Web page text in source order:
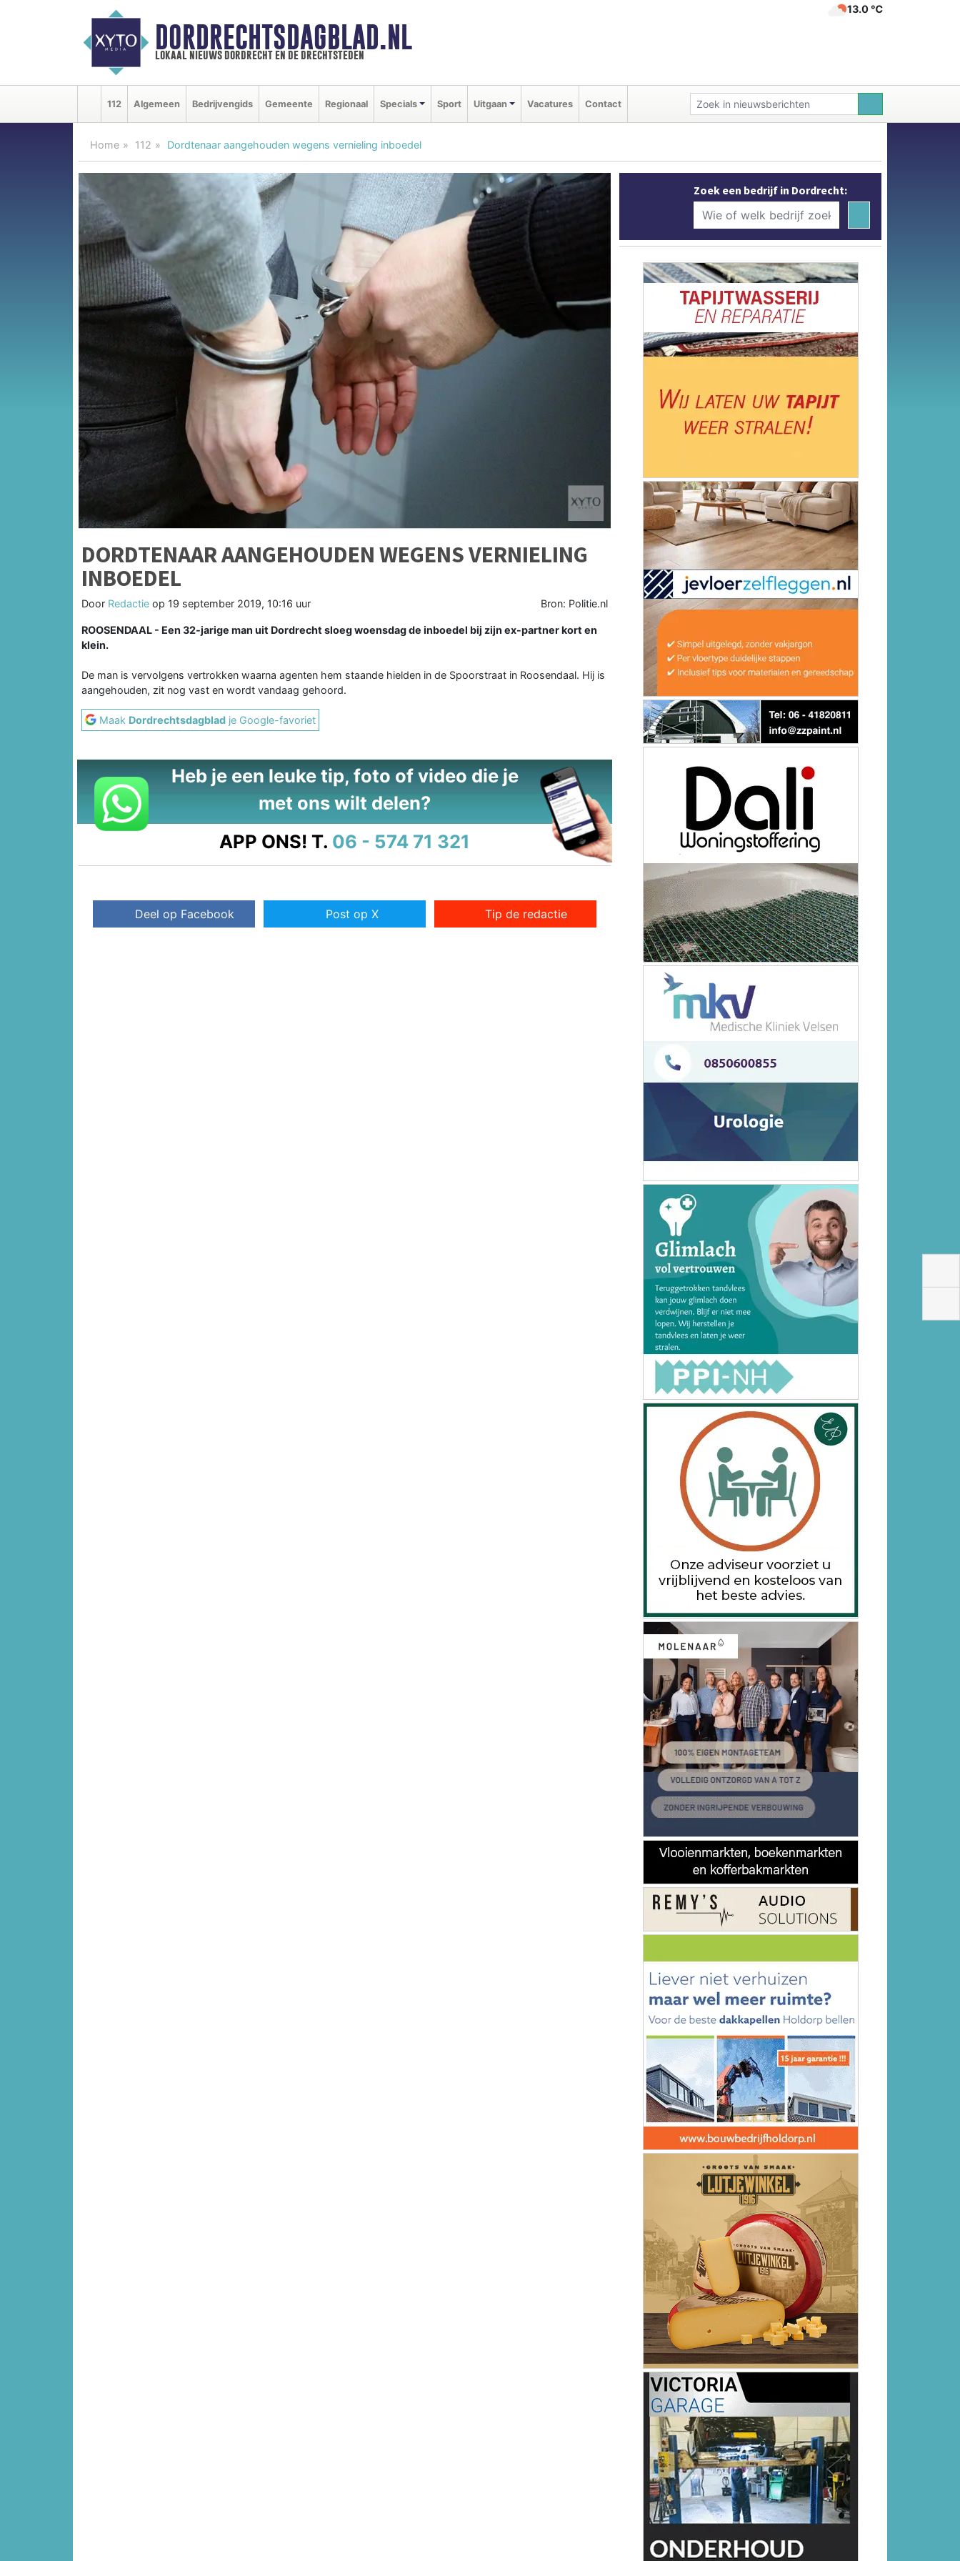
DORDRECHTSDAGBLAD.NL
lokaal nieuws dordrecht en de drechtsteden
13.0 ℃
112 Algemeen Bedrijvengids Gemeente Regionaal Specials Sport Uitgaan Vacatures Contact
Home 112 Dordtenaar aangehouden wegens vernieling inboedel
DORDTENAAR AANGEHOUDEN WEGENS VERNIELING
INBOEDEL
Door Redactie op 19 september 2019, 10:16 uur Bron: Politie.nl
ROOSENDAAL - Een 32-jarige man uit Dordrecht sloeg woensdag de inboedel bij zijn ex-partner kort en
klein.
De man is vervolgens vertrokken waarna agenten hem staande hielden in de Spoorstraat in Roosendaal. Hij is
aangehouden, zit nog vast en wordt vandaag gehoord.
Maak Dordrechtsdagblad je Google-favoriet
Heb je een leuke tip, foto of video die je
met ons wilt delen?
APP ONS! T. 06 - 574 71 321
Deel op Facebook Post op X Tip de redactie
Zoek een bedrijf in Dordrecht: